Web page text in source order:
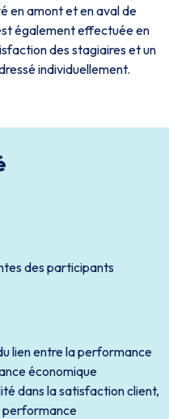
en amont et en aval de
également effectuée en
des stagiaires et un
individuellement.
des participants
lien entre la performance
économique
dans la satisfaction client,